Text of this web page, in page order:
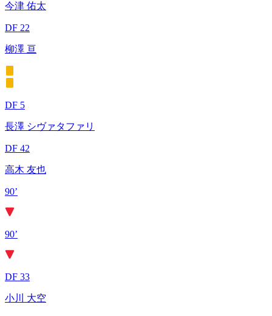
今津 佑太
DF 22
柳澤 亘
DF 5
長澤 シヴァタファリ
DF 42
高木 友也
90’
90’
DF 33
小川 大空